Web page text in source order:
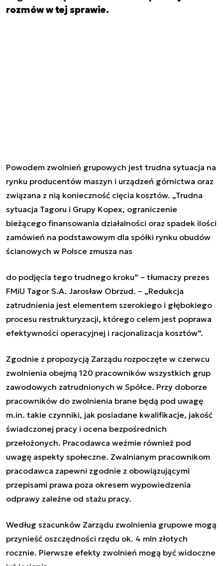
rozmów w tej sprawie.
Powodem zwolnień grupowych jest trudna sytuacja na
rynku producentów maszyn i urządzeń górnictwa oraz
związana z nią konieczność cięcia kosztów. „Trudna
sytuacja Tagoru i Grupy Kopex, ograniczenie
bieżącego finansowania działalności oraz spadek ilości
zamówień na podstawowym dla spółki rynku obudów
ścianowych w Polsce zmusza nas
do podjęcia tego trudnego kroku” – tłumaczy prezes
FMiU Tagor S.A. Jarosław Obrzud. – „Redukcja
zatrudnienia jest elementem szerokiego i głębokiego
procesu restrukturyzacji, którego celem jest poprawa
efektywności operacyjnej i racjonalizacja kosztów”.
Zgodnie z propozycją Zarządu rozpoczęte w czerwcu
zwolnienia obejmą 120 pracowników wszystkich grup
zawodowych zatrudnionych w Spółce. Przy doborze
pracowników do zwolnienia brane będą pod uwagę
m.in. takie czynniki, jak posiadane kwalifikacje, jakość
świadczonej pracy i ocena bezpośrednich
przełożonych. Pracodawca weźmie również pod
uwagę aspekty społeczne. Zwalnianym pracownikom
pracodawca zapewni zgodnie z obowiązującymi
przepisami prawa poza okresem wypowiedzenia
odprawy zależne od stażu pracy.
Według szacunków Zarządu zwolnienia grupowe mogą
przynieść oszczędności rzędu ok. 4 mln złotych
rocznie. Pierwsze efekty zwolnień mogą być widoczne